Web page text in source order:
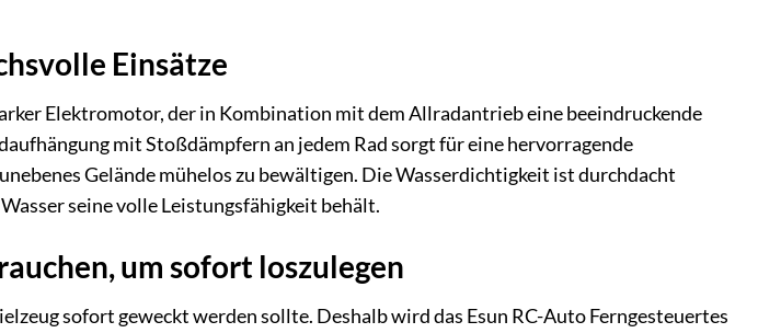
Einsätze
Elektromotor, der in Kombination mit dem Allradantrieb eine beeindruckende
mit Stoßdämpfern an jedem Rad sorgt für eine hervorragende
Gelände mühelos zu bewältigen. Die Wasserdichtigkeit ist durchdacht
seine volle Leistungsfähigkeit behält.
um sofort loszulegen
sofort geweckt werden sollte. Deshalb wird das Esun RC-Auto Ferngesteuertes